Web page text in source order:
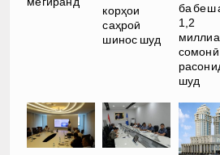
корҳои
саҳроӣ
шинос шуд
ба беш
1,2
сомонӣ
шуд